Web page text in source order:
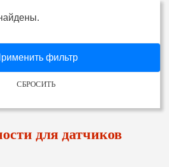
фильтр
СБРОСИТЬ
для датчиков